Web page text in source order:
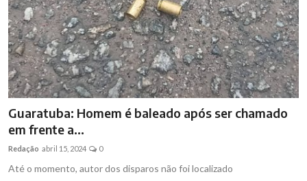
Guaratuba: Homem é baleado após ser chamado
em frente a...
Redação abril 15, 2024 0
Até o momento, autor dos disparos não foi localizado